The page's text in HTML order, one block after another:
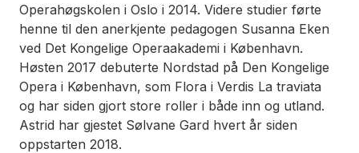
Operahøgskolen i Oslo i 2014. Videre studier førte
henne til den anerkjente pedagogen Susanna Eken
ved Det Kongelige Operaakademi i København.
Høsten 2017 debuterte Nordstad på Den Kongelige
Opera i København, som Flora i Verdis La traviata
og har siden gjort store roller i både inn og utland.
Astrid har gjestet Sølvane Gard hvert år siden
oppstarten 2018.